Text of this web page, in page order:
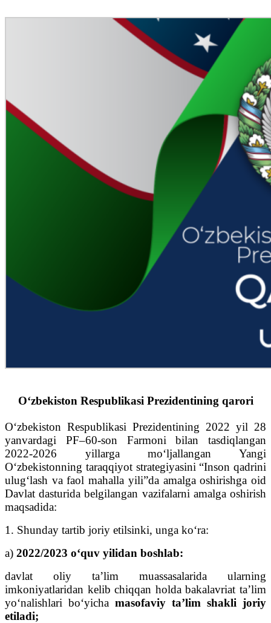
O‘zbekiston Respublikasi Prezidentining qarori
O‘zbekiston Respublikasi Prezidentining 2022 yil 28
yanvardagi PF–60-son Farmoni bilan tasdiqlangan
2022-2026 yillarga mo‘ljallangan Yangi
O‘zbekistonning taraqqiyot strategiyasini “Inson qadrini
ulug‘lash va faol mahalla yili”da amalga oshirishga oid
Davlat dasturida belgilangan vazifalarni amalga oshirish
maqsadida:
1. Shunday tartib joriy etilsinki, unga ko‘ra:
a) 2022/2023 o‘quv yilidan boshlab:
davlat oliy ta’lim muassasalarida ularning
imkoniyatlaridan kelib chiqqan holda bakalavriat ta’lim
yo‘nalishlari bo‘yicha masofaviy ta’lim shakli joriy
etiladi;